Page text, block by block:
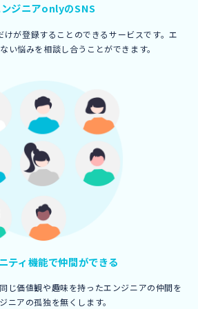
ジニアonlyのSNS
が登録することのできるサービスです。エ
い悩みを相談し合うことができます。
ティ機能で仲間ができる
じ価値観や趣味を持ったエンジニアの仲間を
ニアの孤独を無くします。